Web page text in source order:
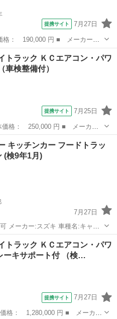
提携サイト 7月27日
トラック ■ グレード名： Ｋ
ワステ ５速マニュアル 法定
トラック ＫＣエアコン・パワ
検整備付）
提携サイト 7月25日
トラック ■ グレード名： Ｋ
排気量： 660cc ■ ドア枚数：
ッ
(検9年1月)
7月27日
メーカー:スズキ 車種名:キャリ
9年1月 走行距離:92000キロ(現
) 2WD ミッション:AT ...
キャリイ
トラック ＫＣエアコン・パワ
キサポート付 （検…
提携サイト 7月27日